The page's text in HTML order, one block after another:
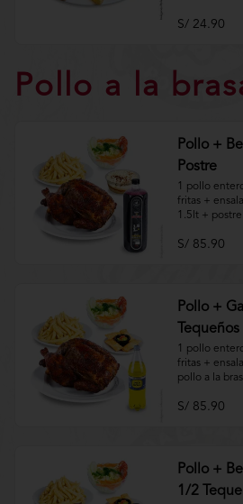
m/
S/ 24.90
Pollo a la
Pollo +
Postre
1 pollo
fritas +
1.5lt +
Aplica
S/ 85.90
Pollo +
Tequeños
1 pollo
fritas +
pollo a la
Aplica
S/ 85.90
Pollo +
1/2